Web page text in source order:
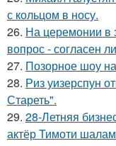
с кольцом в носу.
26. На церемонии в
вопрос - согласен
27. Позорное шоу
28. Риз уизерспун
Стареть".
29. 28-Летняя
актёр Тимоти